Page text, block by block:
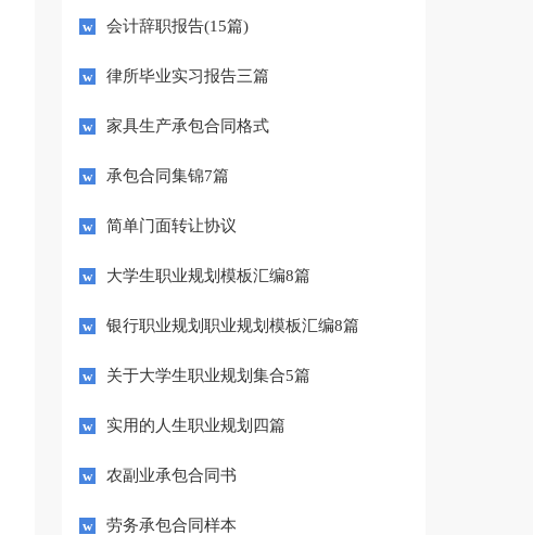
会计辞职报告(15篇)
律所毕业实习报告三篇
家具生产承包合同格式
承包合同集锦7篇
简单门面转让协议
大学生职业规划模板汇编8篇
银行职业规划职业规划模板汇编8篇
关于大学生职业规划集合5篇
实用的人生职业规划四篇
农副业承包合同书
劳务承包合同样本